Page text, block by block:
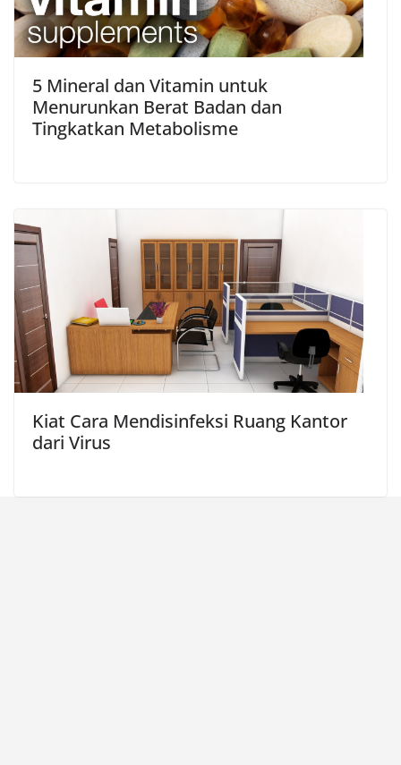
5 Mineral dan Vitamin untuk
Menurunkan Berat Badan dan
Tingkatkan Metabolisme
Kiat Cara Mendisinfeksi Ruang Kantor
dari Virus